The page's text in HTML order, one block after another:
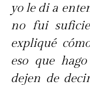
yo le di a
no fui
expliqué
eso que
dejen de